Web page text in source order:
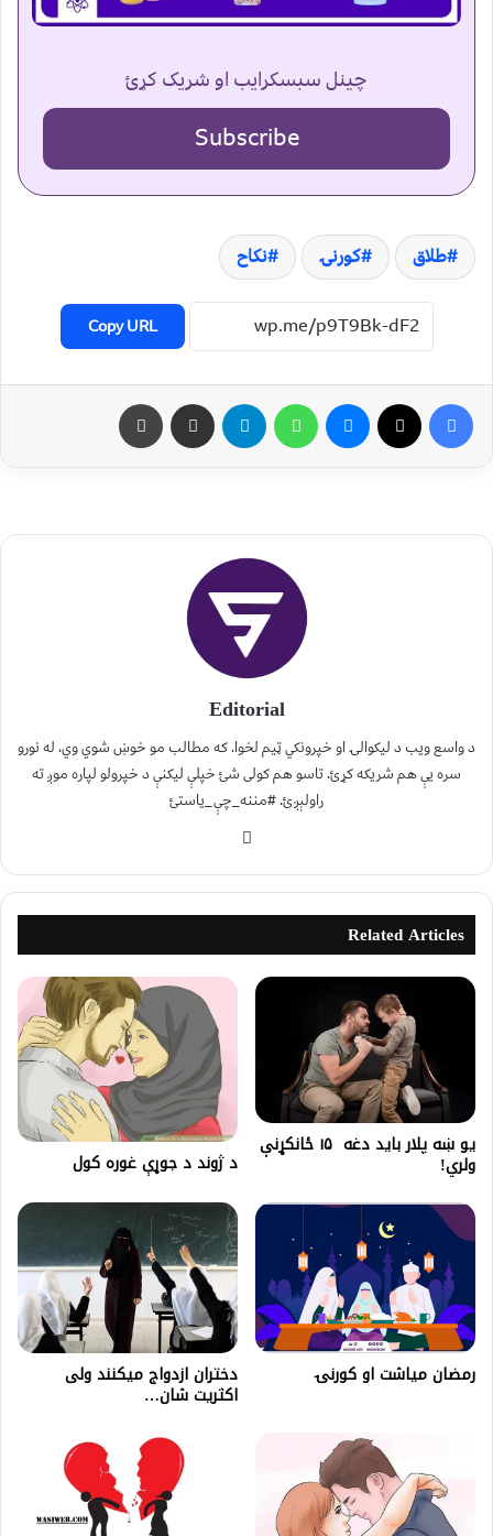
چینل سبسکرایب او شریک کړئ
Subscribe
طلاق کورنۍ نکاح
Copy URL
Editorial
د واسع ویب د لیکوالۍ او خپرونکي ټیم لخوا. که مطالب مو خوښ شوي وي، له نورو
سره یې هم شریکه کړئ. تاسو هم کولی شئ خپلې لیکنې د خپرولو لپاره موږ ته
راولېږئ. #مننه_چې_یاستئ
Related Articles
یو ښه پلار باید دغه ۱۵ ځانکړنې
ولري! د ژوند د جوړې غوره كول
رمضان میاشت او کورنۍ دختران ازدواج میکنند ولی
اکثریت‌ شان…